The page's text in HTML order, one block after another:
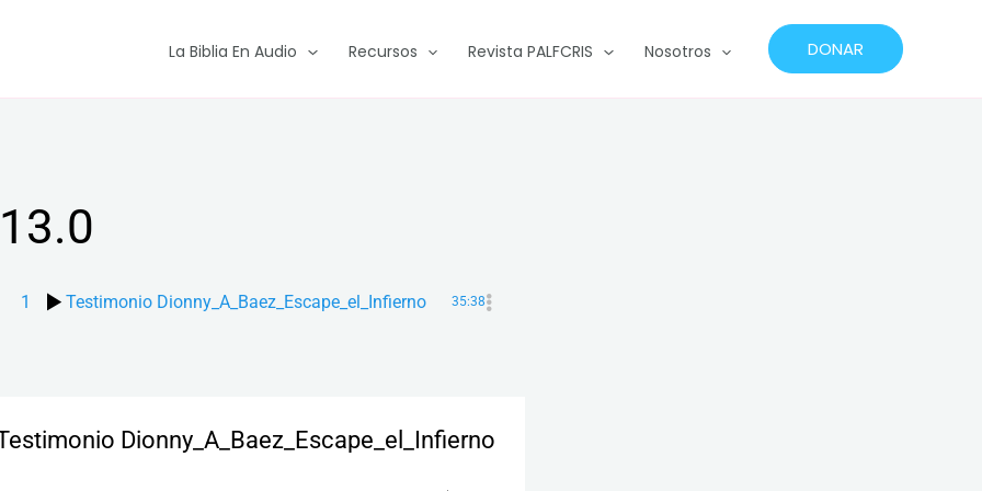
La Biblia En Audio Recursos Revista PALFCRIS Nosotros DONAR
13.0
1 Testimonio Dionny_A_Baez_Escape_el_Infierno 35:38
Dionny_A_Baez_Escape_el_Infierno